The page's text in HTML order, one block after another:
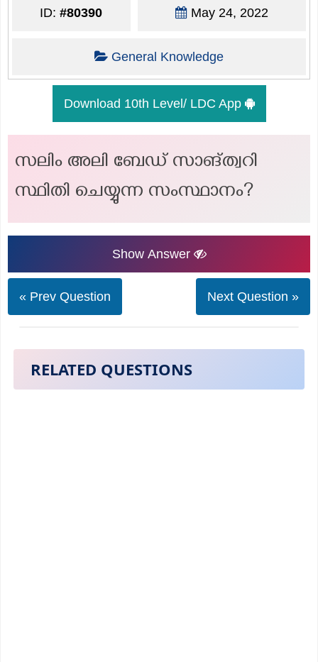
ID:#80390 May 24, 2022
General Knowledge
Download 10th Level/ LDC App
സലിം അലി ബേഡ് സാങ്ത്വറി
സ്ഥിതി ചെയ്യുന്ന സംസ്ഥാനം?
Show Answer
« Prev Question Next Question »
RELATED QUESTIONS